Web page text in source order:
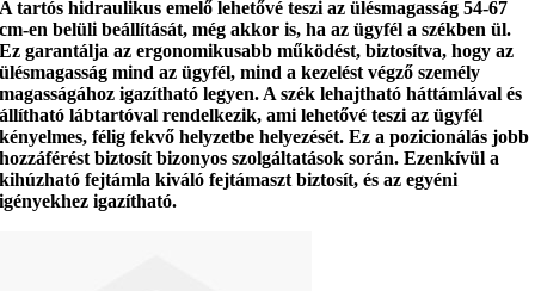
A tartós hidraulikus emelő lehetővé teszi az ülésmagasság54-67
cm-en belülibeállítását, még akkor is, ha az ügyfél a székben ül.
Ez garantálja azergonomikusabb működést, biztosítva, hogy az
ülésmagasság mind az ügyfél, mind a kezelést végző személy
magasságához igazítható legyen. A széklehajtható háttámlával és
állítható lábtartóval rendelkezik, ami lehetővé tesziaz ügyfél
kényelmes, félig fekvő helyzetbe helyezését. Ez a pozicionálás jobb
hozzáférést biztosít bizonyos szolgáltatások során. Ezenkívüla
kihúzható fejtámla kiváló fejtámaszt biztosít, és az egyéni
igényekhez igazítható.